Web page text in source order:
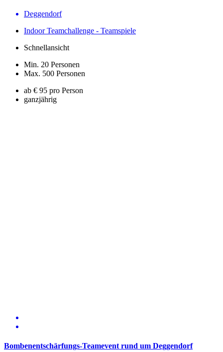
Deggendorf
Indoor Teamchallenge - Teamspiele
Schnellansicht
Min. 20 Personen
Max. 500 Personen
ab € 95 pro Person
ganzjährig
Bombenentschärfungs-Teamevent rund um Deggendorf